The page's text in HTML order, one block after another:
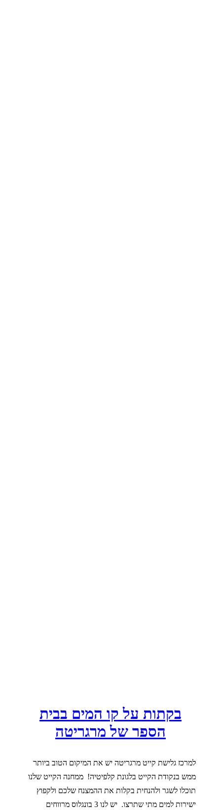
בקתות על קו המים בבית
הספר של מרגריטה
למרכז גלישת קייט מרגריטה יש את המיקום הטוב ביותר
ממש בנקודת הקייט בלגונת קלפיטיה! ממחנה הקייט שלנו
תוכלו לשגר ולהנחית בקלות את ההמצנח שלכם ולקפוץ
ישירות למים מתי שתרצו. יש לנו 3 בונגלוס מרווחים